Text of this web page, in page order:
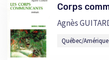
Corps
Agnès
Québec/Amérique